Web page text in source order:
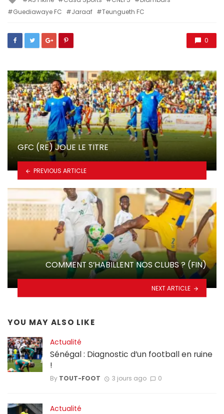
with
Guediawaye FC
Jaraaf Teungueth FC
0
GFC (RE) JOUE LE TITRE
PREVIOUS ARTICLE
COMMENT S’HABILLENT NOS CLUBS ? (FIN)
NEXT ARTICLE
YOU MAY ALSO LIKE
Actualité
Sénégal : Diagnostic d’un football en ruine
!
By TOUT-FOOT 3 jours ago 0
Actualité